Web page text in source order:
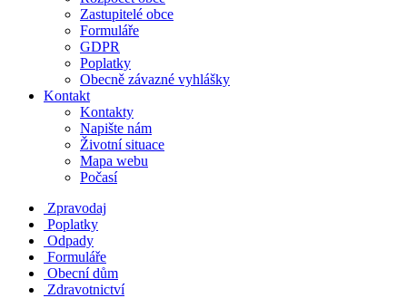
Zastupitelé obce
Formuláře
GDPR
Poplatky
Obecně závazné vyhlášky
Kontakt
Kontakty
Napište nám
Životní situace
Mapa webu
Počasí
Zpravodaj
Poplatky
Odpady
Formuláře
Obecní dům
Zdravotnictví